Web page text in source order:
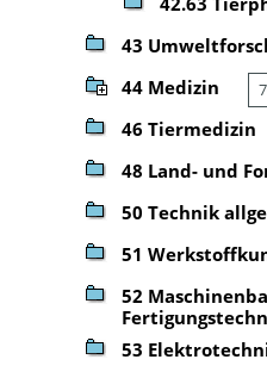
43
44 Medizin
46 Tiermedizin
48 Land- und
50 Technik
51
52
53